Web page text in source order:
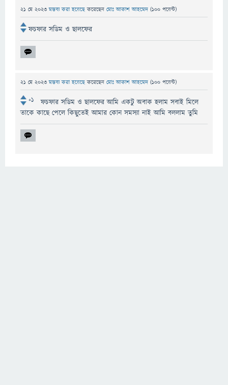
21 মে 2023 মন্তব্য করা হয়েছেকরেছেন মোঃ আকাশ আহমেদ (100 পয়েন্ট)
ফচফার সডিম ও ছালফের
21 মে 2023 মন্তব্য করা হয়েছেকরেছেন মোঃ আকাশ আহমেদ (100 পয়েন্ট)
+1
ফচফার সডিম ও ছালফের আমি একটু অবাক হলাম সবাই মিলে
তাকে কাছে পেলে কিছুতেই আমার কোন সমস্যা নাই আমি বললাম তুমি